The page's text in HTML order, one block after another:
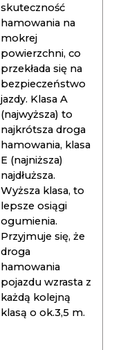
skuteczność
hamowania na
mokrej
powierzchni, co
przekłada się na
bezpieczeństwo
jazdy. Klasa A
(najwyższa) to
najkrótsza droga
hamowania, klasa
E (najniższa)
najdłuższa.
Wyższa klasa, to
lepsze osiągi
ogumienia.
Przyjmuje się, że
droga
hamowania
pojazdu wzrasta z
każdą kolejną
klasą o ok.3,5 m.